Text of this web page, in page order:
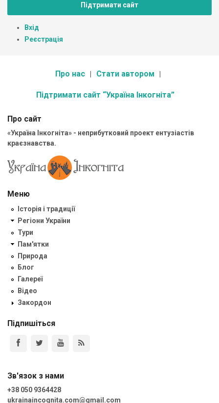
Підтримати сайт
Вхід
Реєстрація
Про нас Стати автором
Підтримати сайт “Україна Інкогніта”
Про сайт
«Україна Інкогніта» - неприбутковий проект ентузіастів
краєзнавства.
Меню
Історія і традиції
Регіони України
Тури
Пам'ятки
Природа
Блог
Галереї
Відео
Закордон
Підпишіться
Зв'язок з нами
+38 050 9364428
ukrainaincognita.com@gmail.com